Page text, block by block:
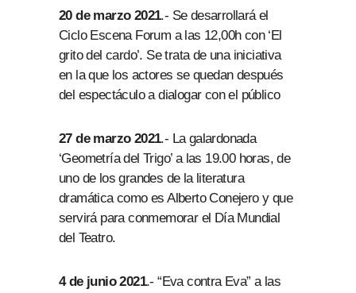
20 de marzo 2021.- Se desarrollará el
Ciclo Escena Forum a las 12,00h con ‘El
grito del cardo’. Se trata de una iniciativa
en la que los actores se quedan después
del espectáculo a dialogar con el público
27 de marzo 2021.- La galardonada
‘Geometría del Trigo’ a las 19.00 horas, de
uno de los grandes de la literatura
dramática como es Alberto Conejero y que
servirá para conmemorar el Día Mundial
del Teatro.
4 de junio 2021.- “Eva contra Eva” a las